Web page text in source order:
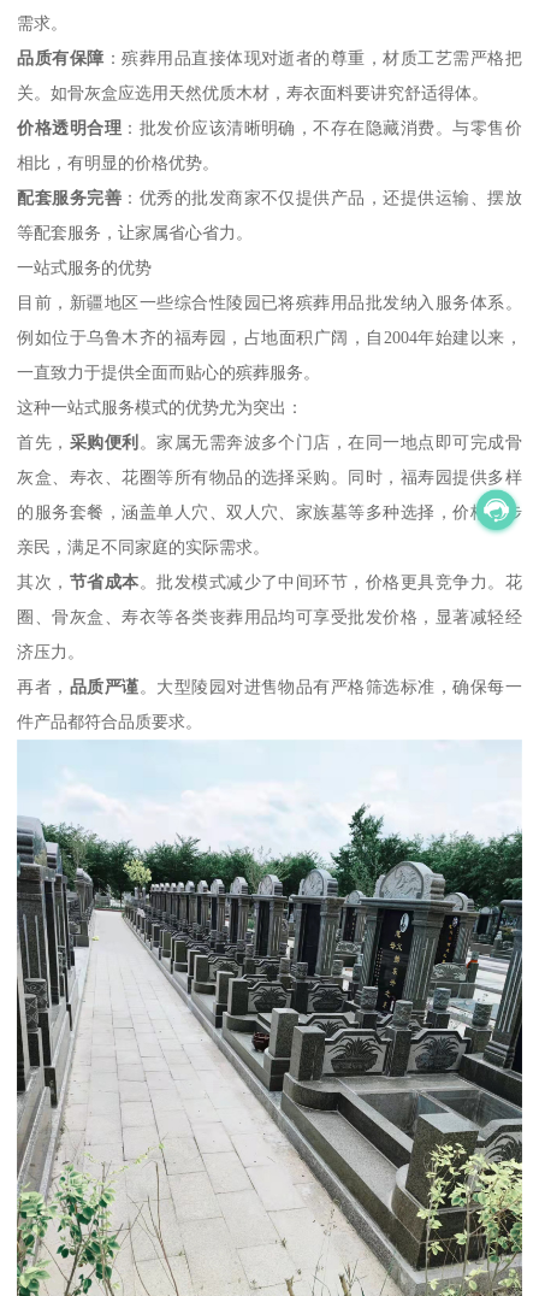
需求。
品质有保障 ：殡葬用品直接体现对逝者的尊重，材质工艺需严格把
关。如骨灰盒应选用天然优质木材，寿衣面料要讲究舒适得体。
价格透明合理 ：批发价应该清晰明确，不存在隐藏消费。与零售价
相比，有明显的价格优势。
配套服务完善 ：优秀的批发商家不仅提供产品，还提供运输、摆放
等配套服务，让家属省心省力。
一站式服务的优势
目前，新疆地区一些综合性陵园已将殡葬用品批发纳入服务体系。
例如位于乌鲁木齐的福寿园，占地面积广阔，自2004年始建以来，
一直致力于提供全面而贴心的殡葬服务。
这种一站式服务模式的优势尤为突出：
首先， 采购便利 。家属无需奔波多个门店，在同一地点即可完成骨
灰盒、寿衣、花圈等所有物品的选择采购。同时，福寿园提供多样
的服务套餐，涵盖单人穴、双人穴、家族墓等多种选择，价格起步
亲民，满足不同家庭的实际需求。
其次， 节省成本。批发模式减少了中间环节，价格更具竞争力。花
圈、骨灰盒、寿衣等各类丧葬用品均可享受批发价格，显著减轻经
济压力。
再者， 品质严谨。大型陵园对进售物品有严格筛选标准，确保每一
件产品都符合品质要求。